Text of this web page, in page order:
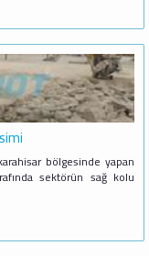
bölgesinde yapan
sektörün sağ kolu